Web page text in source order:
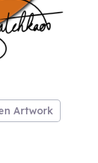
Artwork